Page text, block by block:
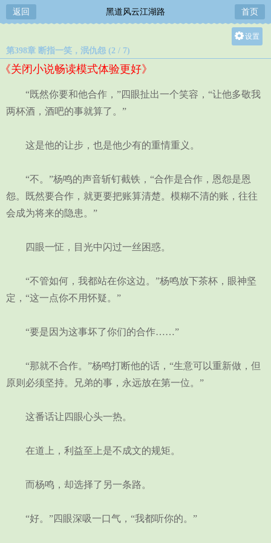
返回 黑道风云江湖路 首页
设置
中
第398章 断指一笑，泯仇怨 (2 / 7)
《关闭小说畅读模式体验更好》
“既然你要和他合作，”四眼扯出一个笑容，“让他多敬我
两杯酒，酒吧的事就算了。”
这是他的让步，也是他少有的重情重义。
“不。”杨鸣的声音斩钉截铁，“合作是合作，恩怨是恩
怨。既然要合作，就更要把账算清楚。模糊不清的账，往往
会成为将来的隐患。”
四眼一怔，目光中闪过一丝困惑。
“不管如何，我都站在你这边。”杨鸣放下茶杯，眼神坚
定，“这一点你不用怀疑。”
“要是因为这事坏了你们的合作……”
“那就不合作。”杨鸣打断他的话，“生意可以重新做，但
原则必须坚持。兄弟的事，永远放在第一位。”
这番话让四眼心头一热。
在道上，利益至上是不成文的规矩。
而杨鸣，却选择了另一条路。
“好。”四眼深吸一口气，“我都听你的。”